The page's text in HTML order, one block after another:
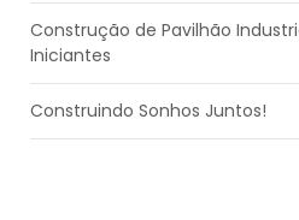
Construção de Pavilhão
Iniciantes
Construindo Sonhos Juntos!